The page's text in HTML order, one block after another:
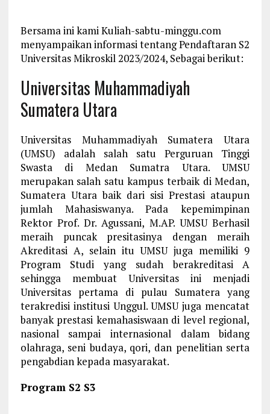
Bersama ini kami Kuliah-sabtu-minggu.com
menyampaikan informasi tentang Pendaftaran S2
Universitas Mikroskil 2023/2024, Sebagai berikut:
Universitas Muhammadiyah
Sumatera Utara
Universitas Muhammadiyah Sumatera Utara
(UMSU) adalah salah satu Perguruan Tinggi
Swasta di Medan Sumatra Utara. UMSU
merupakan salah satu kampus terbaik di Medan,
Sumatera Utara baik dari sisi Prestasi ataupun
jumlah Mahasiswanya. Pada kepemimpinan
Rektor Prof. Dr. Agussani, M.AP. UMSU Berhasil
meraih puncak presitasinya dengan meraih
Akreditasi A, selain itu UMSU juga memiliki 9
Program Studi yang sudah berakreditasi A
sehingga membuat Universitas ini menjadi
Universitas pertama di pulau Sumatera yang
terakredisi institusi Unggul. UMSU juga mencatat
banyak prestasi kemahasiswaan di level regional,
nasional sampai internasional dalam bidang
olahraga, seni budaya, qori, dan penelitian serta
pengabdian kepada masyarakat.
Program S2 S3